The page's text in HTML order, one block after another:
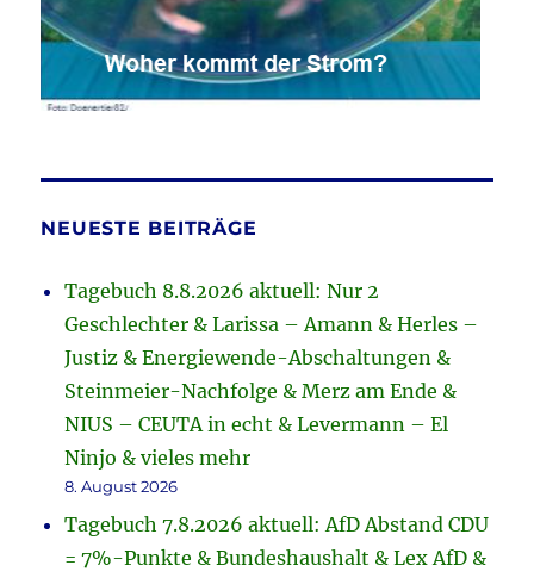
NEUESTE BEITRÄGE
Tagebuch 8.8.2026 aktuell: Nur 2
Geschlechter & Larissa – Amann & Herles –
Justiz & Energiewende-Abschaltungen &
Steinmeier-Nachfolge & Merz am Ende &
NIUS – CEUTA in echt & Levermann – El
Ninjo & vieles mehr
8. August 2026
Tagebuch 7.8.2026 aktuell: AfD Abstand CDU
= 7%-Punkte & Bundeshaushalt & Lex AfD &